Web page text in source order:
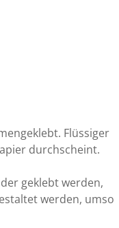
Flüssiger
durchscheint.
geklebt werden,
werden, umso